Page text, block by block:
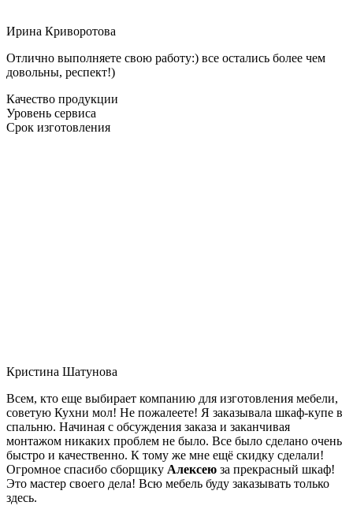
Ирина Криворотова
Отлично выполняете свою работу:) все остались более чем
довольны, респект!)
Качество продукции
Уровень сервиса
Срок изготовления
Кристина Шатунова
Всем, кто еще выбирает компанию для изготовления мебели,
советую Кухни мол! Не пожалеете! Я заказывала шкаф-купе в
спальню. Начиная с обсуждения заказа и заканчивая
монтажом никаких проблем не было. Все было сделано очень
быстро и качественно. К тому же мне ещё скидку сделали!
Огромное спасибо сборщику Алексею за прекрасный шкаф!
Это мастер своего дела! Всю мебель буду заказывать только
здесь.